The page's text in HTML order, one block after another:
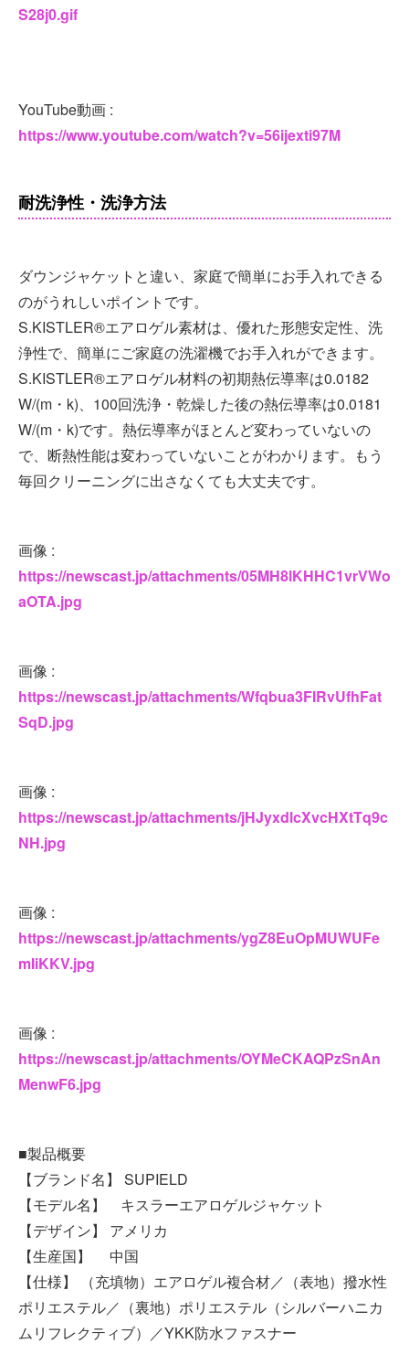
S28j0.gif
YouTube動画 :
https://www.youtube.com/watch?v=56ijexti97M
耐洗浄性・洗浄方法
ダウンジャケットと違い、家庭で簡単にお手入れできる
のがうれしいポイントです。
S.KISTLER®エアロゲル素材は、優れた形態安定性、洗
浄性で、簡単にご家庭の洗濯機でお手入れができます。
S.KISTLER®エアロゲル材料の初期熱伝導率は0.0182
W/(m・k)、100回洗浄・乾燥した後の熱伝導率は0.0181
W/(m・k)です。熱伝導率がほとんど変わっていないの
で、断熱性能は変わっていないことがわかります。もう
毎回クリーニングに出さなくても大丈夫です。
画像 :
https://newscast.jp/attachments/05MH8lKHHC1vrVWo
aOTA.jpg
画像 :
https://newscast.jp/attachments/Wfqbua3FIRvUfhFat
SqD.jpg
画像 :
https://newscast.jp/attachments/jHJyxdlcXvcHXtTq9c
NH.jpg
画像 :
https://newscast.jp/attachments/ygZ8EuOpMUWUFe
mIiKKV.jpg
画像 :
https://newscast.jp/attachments/OYMeCKAQPzSnAn
MenwF6.jpg
■製品概要
【ブランド名】 SUPIELD
【モデル名】 キスラーエアロゲルジャケット
【デザイン】 アメリカ
【生産国】 中国
【仕様】 （充填物）エアロゲル複合材／（表地）撥水性
ポリエステル／（裏地）ポリエステル（シルバーハニカ
ムリフレクティブ）／YKK防水ファスナー